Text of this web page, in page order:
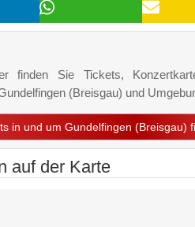
finden Sie Tickets,
(Breisgau) und
in und um Gundelfingen (Breisgau)
auf der Karte